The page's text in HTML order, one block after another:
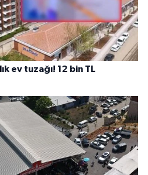
ev tuzağı! 12 bin TL